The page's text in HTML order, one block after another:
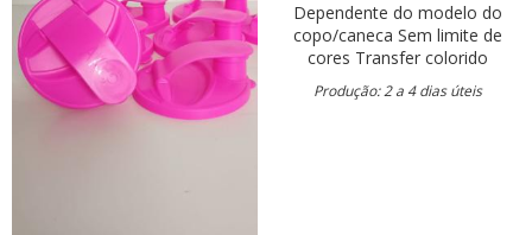
Dependente do modelo do
copo/caneca Sem limite de
cores Transfer colorido
Produção: 2 a 4 dias úteis